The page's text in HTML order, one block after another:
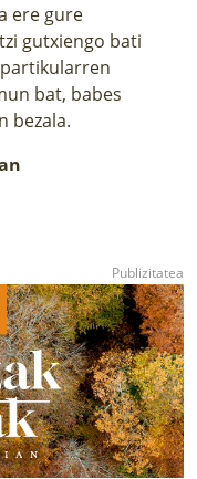
ere gure
gutxiengo bati
bat, babes
bezala.